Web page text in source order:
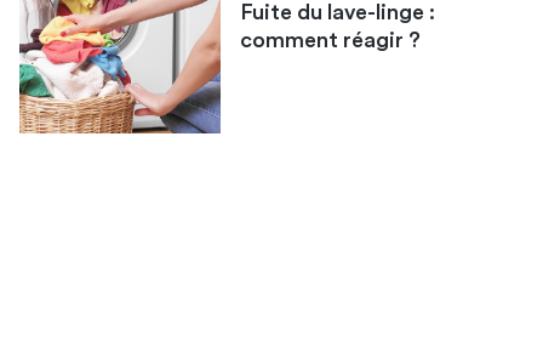
Fuite du lave-linge :
comment réagir ?